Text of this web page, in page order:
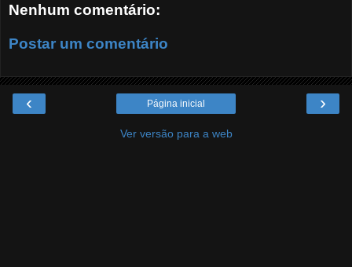
Nenhum comentário:
Postar um comentário
‹ ›
Página inicial
Ver versão para a web